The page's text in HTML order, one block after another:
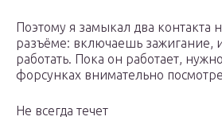
Поэтому я замыкал два контакта
разъёме: включаешь зажигание,
работать. Пока он работает,
форсунках внимательно
Не всегда течет